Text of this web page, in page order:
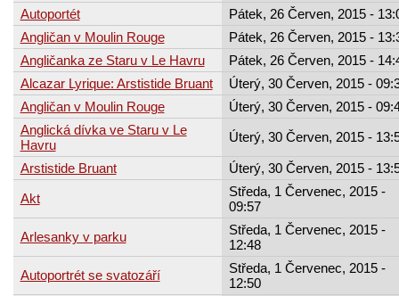
Autoportét
Pátek, 26 Červen, 2015 -
Angličan v Moulin Rouge
Pátek, 26 Červen, 2015 -
Angličanka ze Staru v Le Havru
Pátek, 26 Červen, 2015 -
Alcazar Lyrique: Arstistide Bruant
Úterý, 30 Červen, 2015 -
Angličan v Moulin Rouge
Úterý, 30 Červen, 2015 -
Anglická dívka ve Staru v Le
Havru
Úterý, 30 Červen, 2015 -
Arstistide Bruant
Úterý, 30 Červen, 2015 -
Akt
Středa, 1 Červenec, 2015 -
09:57
Arlesanky v parku
Středa, 1 Červenec, 2015 -
12:48
Autoportrét se svatozáří
Středa, 1 Červenec, 2015 -
12:50